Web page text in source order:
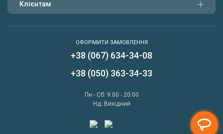
Клієнтам
ОФОРМИТИ ЗАМОВЛЕННЯ
+38 (067) 634-34-08
+38 (050) 363-34-33
Пн - Сб: 9:00 - 20:00
Нд: Вихідний